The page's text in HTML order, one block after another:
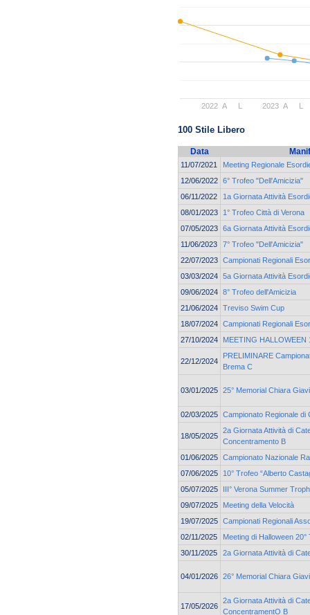
2022 2023
A L A L
100 Stile Libero
Data
11/07/2021
Meeting Regionale
12/06/2022 6° Trofeo "Dell'Amicizia"
06/11/2022
1a Giornata Attività
08/01/2023
1° Trofeo Città di Verona
07/05/2023 6a Giornata Attività
11/06/2023
7° Trofeo "Dell'Amicizia"
22/07/2023 Campionati Regionali
03/03/2024 5a Giornata Attività
09/06/2024 8° Trofeo dell'Amicizia
21/06/2024 Treviso Swim Cup
18/07/2024 Campionati Regionali
27/10/2024
MEETING HALLOWEEN
22/12/2024
PRELIMINARE
Brema C
03/01/2025 25° Memorial Chiara
02/03/2025 Campionato Regionale di
18/05/2025
2a Giornata Attività di
Concentramento B
01/06/2025 Campionato Nazionale
07/06/2025
10° Trofeo “Alberto
05/07/2025
III° Verona Summer
09/07/2025
Meeting della Velocità
19/07/2025 Campionati Regionali
02/11/2025
Meeting di Halloween
30/11/2025
2a Giornata Attività di
04/01/2026 26° Memorial Chiara
17/05/2026
2a Giornata Attività di
ConcentramentO B